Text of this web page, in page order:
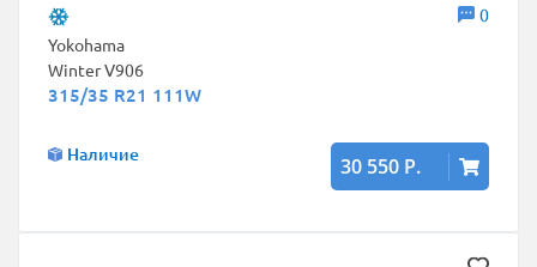
0
Yokohama
Winter V906
315/35 R21 111W
Наличие 30 550 Р.